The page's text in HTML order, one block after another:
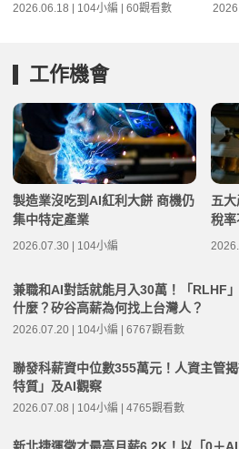
2026.06.18 | 104小編 | 60觀看數
工作機會
製造業沒吃到AI紅利大餅 商機仍
集中特定產業
2026.07.30 | 104小編
五
稅率
兼職和AI對話就能月入30萬！「RLHF
什麼？矽谷高薪為何找上台灣人？
2026.07.20 | 104小編 | 6767觀看數
聯發科薪資中位數355萬元！人資主管
特質」及AI觀察
2026.07.08 | 104小編 | 4765觀看數
新北捷運徵才最高月薪6.2K！以「0＋AI